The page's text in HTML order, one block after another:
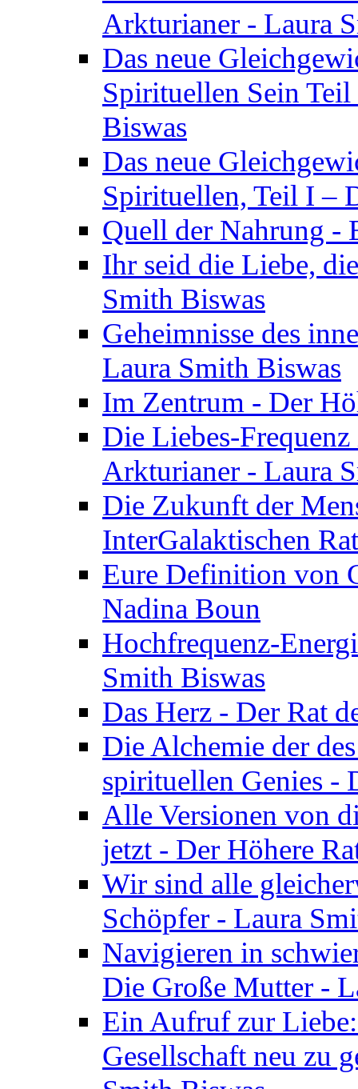
Arkturianer - Laura
Das neue
Spirituellen Sein
Biswas
Das neue
Spirituellen, Teil I –
Quell der Nahrung -
Ihr seid die Liebe,
Smith Biswas
Geheimnisse des
Laura Smith Biswas
Im Zentrum - Der
Die Liebes-
Arkturianer - Laura
Die Zukunft der
InterGalaktischen
Eure Definition von
Nadina Boun
Hochfrequenz-
Smith Biswas
Das Herz - Der Rat
Die Alchemie der
spirituellen Genies -
Alle Versionen von
jetzt - Der Höhere
Wir sind alle
Schöpfer - Laura
Navigieren in
Die Große Mutter -
Ein Aufruf zur
Gesellschaft neu zu